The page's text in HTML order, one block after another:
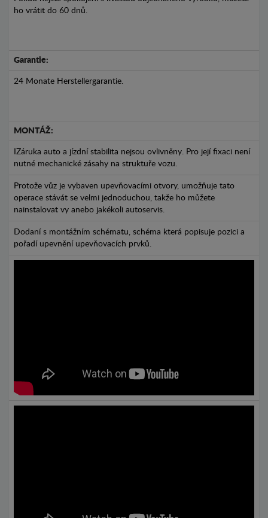
ho vrátit do 60 dnů.
Garantie:
24 Monate Herstellergarantie.
MONTÁŽ:
IZáruka auto a jízdní stabilita nejsou ovlivněny. Pro její fixaci není
nutné mechanické zásahy na struktuře vozu.
Protože vůz je vybaven upevňovacími otvory, umožňuje tato
operace stávát se velmi jednoduchou, takže ho můžete
nainstalovat vy anebo jakékoli autoservis.
Dodaní s montážním schématu, schéma která popisuje pozici a
pořadí upevnění upevňovacích prvků.